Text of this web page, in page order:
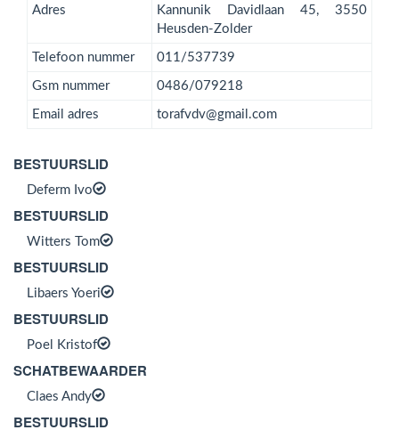
Adres
Kannunik Davidlaan 45, 3550
Heusden-Zolder
Telefoon nummer 011/537739
Gsm nummer 0486/079218
Email adres torafvdv@gmail.com
BESTUURSLID
Deferm Ivo
BESTUURSLID
Witters Tom
BESTUURSLID
Libaers Yoeri
BESTUURSLID
Poel Kristof
SCHATBEWAARDER
Claes Andy
BESTUURSLID